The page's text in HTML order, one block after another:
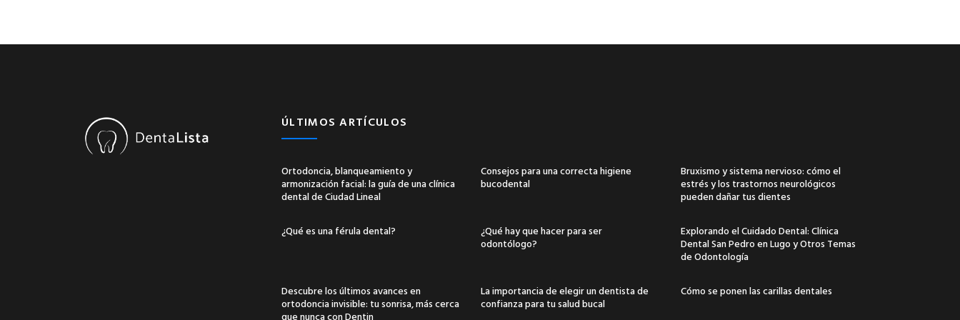
ÚLTIMOS ARTÍCULOS
Ortodoncia, blanqueamiento y
armonización facial: la guía de una clínica
dental de Ciudad Lineal
Consejos para una correcta higiene
bucodental
Bruxismo y sistema nervioso: cómo el
estrés y los trastornos neurológicos
pueden dañar tus dientes
¿Qué es una férula dental?
¿Qué hay que hacer para ser
odontólogo?
Explorando el Cuidado Dental: Clínica
Dental San Pedro en Lugo y Otros Temas
de Odontología
Descubre los últimos avances en
ortodoncia invisible: tu sonrisa, más cerca
que nunca con Dentin
La importancia de elegir un dentista de
confianza para tu salud bucal
Cómo se ponen las carillas dentales